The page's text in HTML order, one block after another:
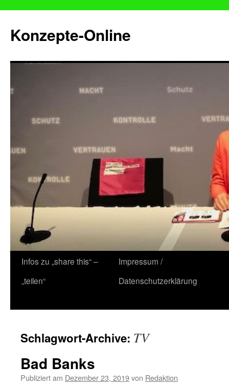
Konzepte-Online
Zum
Inhalt
Infos zu „share this“ –
„teilen“
Impressum /
Datenschutzerklärung
Schlagwort-Archive: TV
Bad Banks
Publiziert am Dezember 23, 2019von Redaktion